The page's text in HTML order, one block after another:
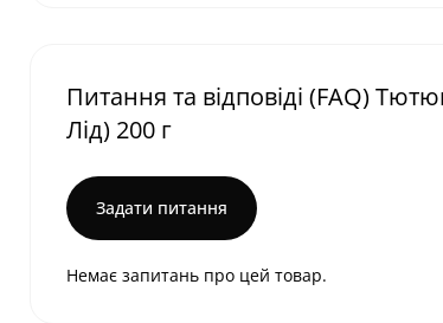
Питання та відповіді (FAQ)
Лід) 200 г
Задати питання
Немає запитань про цей товар.